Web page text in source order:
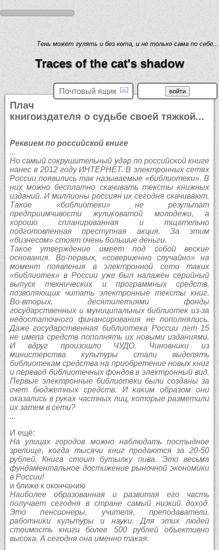
Тень может гулять и без кота, и не только сама по себе...
Traces of the cat's shadow
Почтовый ящик
Плач
книгоиздателя о судьбе своей тяжкой...
Реквием по российской книге
...
Но самый сокрушительный удар по российской книге
нанес в 2012 году ИНТЕРНЕТ. В электронных сетях
России появились так называемые «библиотеки». В
них можно бесплатно скачивать тексты книжных
изданий. И миллионы россиян их сегодня скачивают.
Такие «библиотеки» не результат
предприимчивости жуликоватой молодежи, а
хорошо спланированная и тщательно
подготовленная преступная акция. За этим
«бизнесом» стоят очень большие деньги.
Такое утверждение имеет под собой веские
основания. Во-первых, «совершенно случайно» на
момент появления в электронной сети таких
«библиотек» в России уже был налажен серийный
выпуск технических и программных средств,
позволяющих читать электронные тексты книг.
Во-вторых, десятилетиями фонды
государственных и муниципальных библиотек из-за
недостаточного финансирования не пополнялись.
Даже государственная библиотека России лет 15
не имела средств пополнять их новыми изданиями.
И вдруг произошло ЧУДО. Чиновники из
министерства культуры стали выделять
библиотекам средства на приобретение новых книг
и перевод библиотечных фондов в электронный вид.
Первые электронные библиотеки были созданы за
счет бюджетных средств. И каким образом они
оказались в руках частных лиц, которые разметили
их затем в сети?
...
И ещё:
На улицах городов можно наблюдать постыдное
зрелище, когда тысячи книг продаются за 20-50
рублей. Книга стоит бутылку пива. Это весьма
фундаментальное достижение рыночной экономики
в России!
и ближе к окончанию
Наиболее образованная и развитая его часть
получает сегодня в стране самый низкий доход.
Это пенсионеры, учителя, преподаватели,
работники культуры и науки. Для этих людей
стоимость книги более 500 рублей объективно
высока. А сегодня она именно такая.